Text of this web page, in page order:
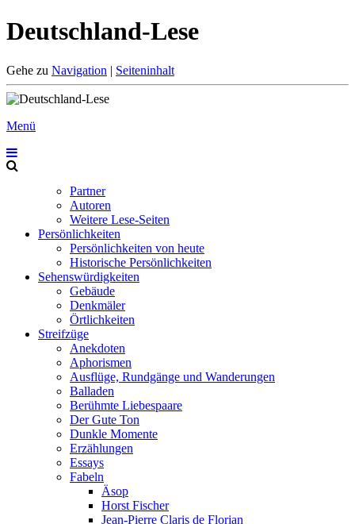
Deutschland-Lese
Gehe zu Navigation | Seiteninhalt
Menü
Partner
Autoren
Weitere Lese-Seiten
Persönlichkeiten
Persönlichkeiten von heute
Historische Persönlichkeiten
Sehenswürdigkeiten
Gebäude
Denkmäler
Örtlichkeiten
Streifzüge
Anekdoten
Aphorismen
Ausflüge, Rundgänge und Wanderungen
Balladen
Berühmte Liebespaare
Der Gute Ton
Dunkle Momente
Erzählungen
Essays
Fabeln
Äsop
Horst Fischer
Jean-Pierre Claris de Florian